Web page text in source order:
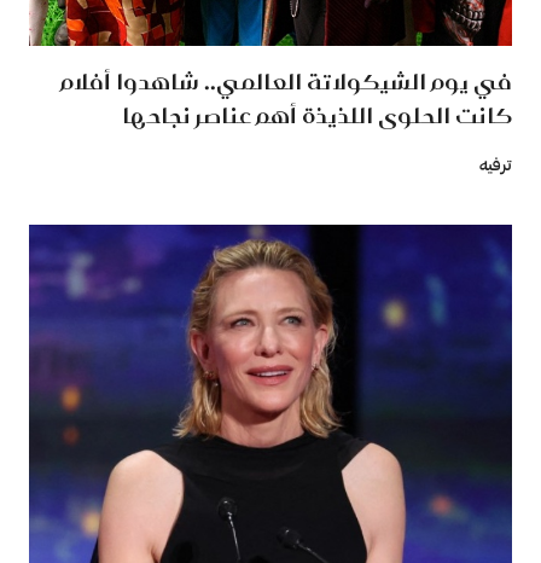
في يوم الشيكولاتة العالمي.. شاهدوا أفلام
كانت الحلوى اللذيذة أهم عناصر نجاحها
ترفيه